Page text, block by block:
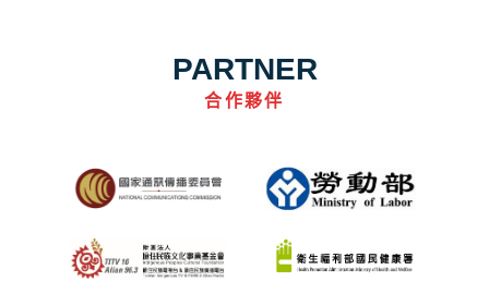
PARTNER
合作夥伴